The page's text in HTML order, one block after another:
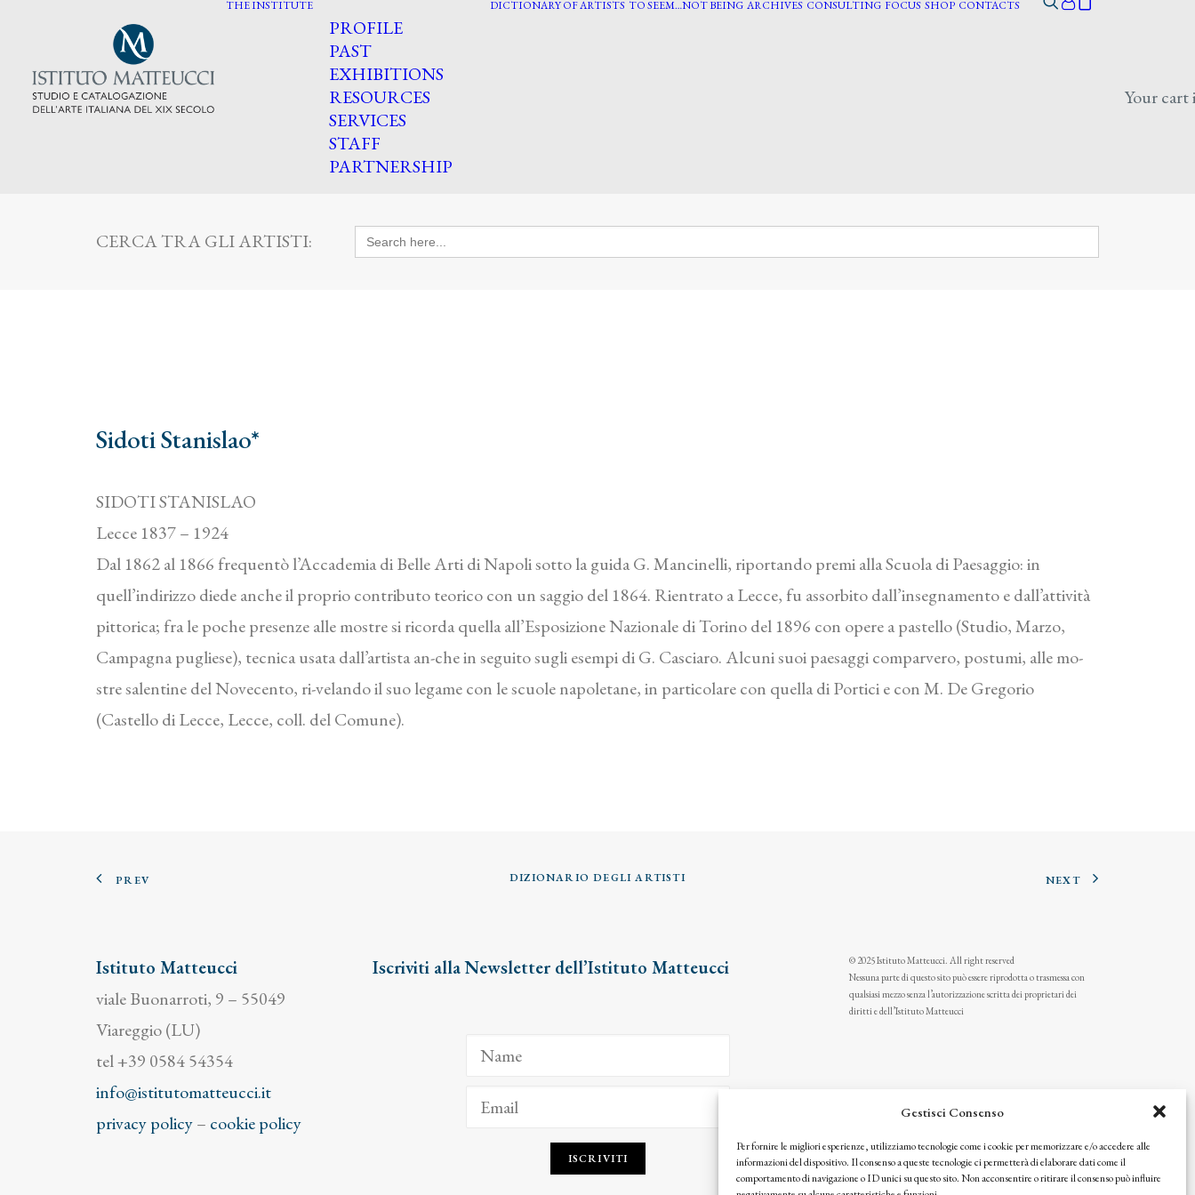
Gestisci Consenso
Per fornire le migliori esperienze, utilizziamo tecnologie come i cookie per memorizzare e/o accedere alle
informazioni del dispositivo. Il consenso a queste tecnologie ci permetterà di elaborare dati come il
comportamento di navigazione o ID unici su questo sito. Non acconsentire o ritirare il consenso può influire
THE INSTITUTE
PROFILE
PAST
EXHIBITIONS
RESOURCES
SERVICES
STAFF
PARTNERSHIP
DICTIONARY OF ARTISTS TO SEEM…NOT BEING ARCHIVES CONSULTING FOCUS SHOP CONTACTS
Your cart
CERCA TRA GLI ARTISTI: Search
for:
Sidoti Stanislao*
SIDOTI STANISLAO
Lecce 1837 – 1924
Dal 1862 al 1866 frequentò l’Accademia di Belle Arti di Napoli sotto la guida G. Mancinelli, riportando premi alla Scuola di Paesaggio: in
quell’indirizzo diede anche il proprio contributo teorico con un saggio del 1864. Rientrato a Lecce, fu assorbito dall’insegnamento e dall’attività
pittorica; fra le poche presenze alle mostre si ricorda quella all’Esposizione Nazionale di Torino del 1896 con opere a pastello (Studio, Marzo,
Campagna pugliese), tecnica usata dall’artista an-che in seguito sugli esempi di G. Casciaro. Alcuni suoi paesaggi comparvero, postumi, alle mo-
stre salentine del Novecento, ri-velando il suo legame con le scuole napoletane, in particolare con quella di Portici e con M. De Gregorio
(Castello di Lecce, Lecce, coll. del Comune).
PREV DIZIONARIO DEGLI ARTISTI NEXT
Istituto Matteucci
viale Buonarroti, 9 – 55049
Viareggio (LU)
tel +39 0584 54354
info@istitutomatteucci.it
privacy policy– cookie policy
Iscriviti alla Newsletter dell’Istituto Matteucci
ISCRIVITI
© 2025 Istituto Matteucci. All right reserved
Nessuna parte di questo sito può essere riprodotta o trasmessa con
qualsiasi mezzo senza l’autorizzazione scritta dei proprietari dei
diritti e dell’Istituto Matteucci